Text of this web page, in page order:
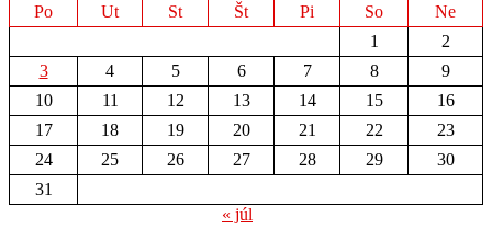
Po
Ut St Št Pi So
Ne
1
2
3
4 5 6 7 8
9
10
11 12 13 14 15
16
17
18 19 20 21 22
23
24
25 26 27 28 29
30
31
« júl